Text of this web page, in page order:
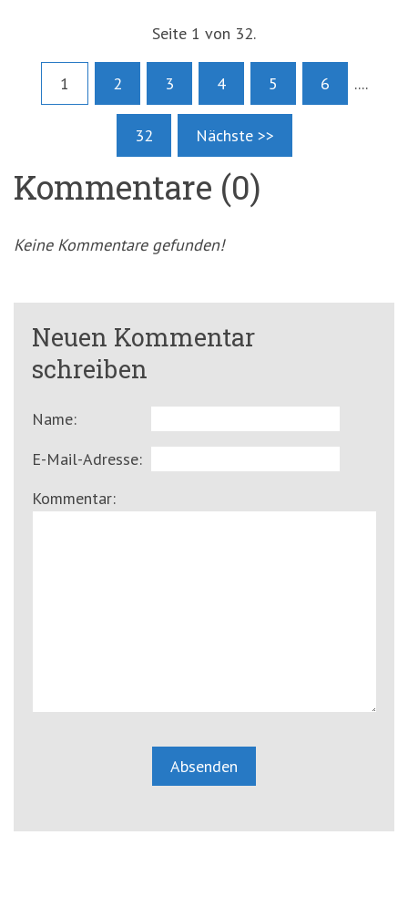
Seite 1 von 32.
1 2 3 4 5 6 ....
32 Nächste >>
Kommentare (0)
Keine Kommentare gefunden!
Neuen Kommentar
schreiben
Name:
E-Mail-Adresse:
Kommentar: